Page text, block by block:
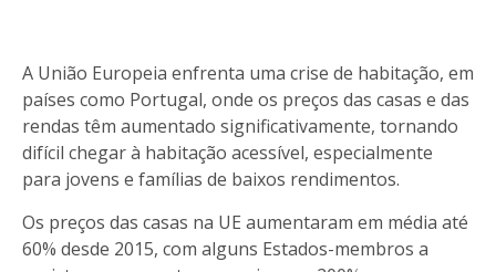
A União Europeia enfrenta uma crise de habitação, em
países como Portugal, onde os preços das casas e das
rendas têm aumentado significativamente, tornando
difícil chegar à habitação acessível, especialmente
para jovens e famílias de baixos rendimentos.
Os preços das casas na UE aumentaram em média até
60% desde 2015, com alguns Estados-membros a